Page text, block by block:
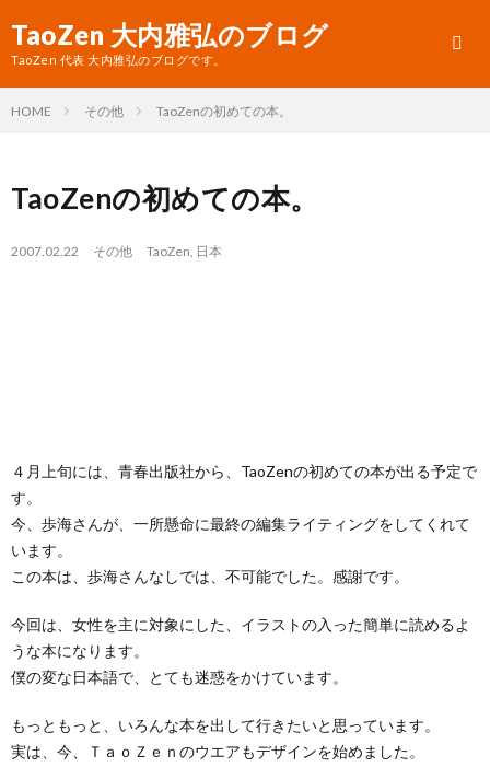
TaoZen 大内雅弘のブログ
TaoZen 代表 大内雅弘のブログです。
HOME その他 TaoZenの初めての本。
TaoZenの初めての本。
2007.02.22 その他 TaoZen, 日本
４月上旬には、青春出版社から、TaoZenの初めての本が出る予定で
す。
今、歩海さんが、一所懸命に最終の編集ライティングをしてくれて
います。
この本は、歩海さんなしでは、不可能でした。感謝です。
今回は、女性を主に対象にした、イラストの入った簡単に読めるよ
うな本になります。
僕の変な日本語で、とても迷惑をかけています。
もっともっと、いろんな本を出して行きたいと思っています。
実は、今、ＴａｏＺｅｎのウエアもデザインを始めました。